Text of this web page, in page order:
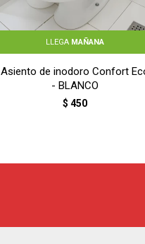
LLEGA MAÑANA
Asiento de inodoro Confort
- BLANCO
$ 450